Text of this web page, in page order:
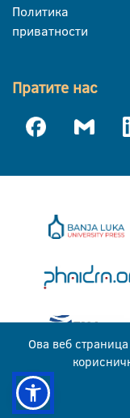
Политика
приватности
Пратите нас
Ова веб